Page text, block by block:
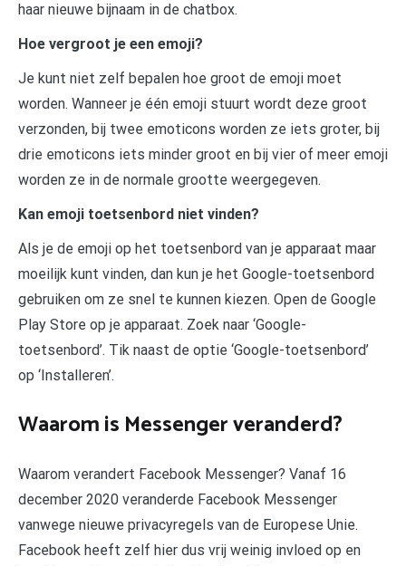
haar nieuwe bijnaam in de chatbox.
Hoe vergroot je een emoji?
Je kunt niet zelf bepalen hoe groot de emoji moet
worden. Wanneer je één emoji stuurt wordt deze groot
verzonden, bij twee emoticons worden ze iets groter, bij
drie emoticons iets minder groot en bij vier of meer emoji
worden ze in de normale grootte weergegeven.
Kan emoji toetsenbord niet vinden?
Als je de emoji op het toetsenbord van je apparaat maar
moeilijk kunt vinden, dan kun je het Google-toetsenbord
gebruiken om ze snel te kunnen kiezen. Open de Google
Play Store op je apparaat. Zoek naar ‘Google-
toetsenbord’. Tik naast de optie ‘Google-toetsenbord’
op ‘Installeren’.
Waarom is Messenger veranderd?
Waarom verandert Facebook Messenger? Vanaf 16
december 2020 veranderde Facebook Messenger
vanwege nieuwe privacyregels van de Europese Unie.
Facebook heeft zelf hier dus vrij weinig invloed op en